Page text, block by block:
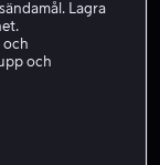
Lagra
och
och